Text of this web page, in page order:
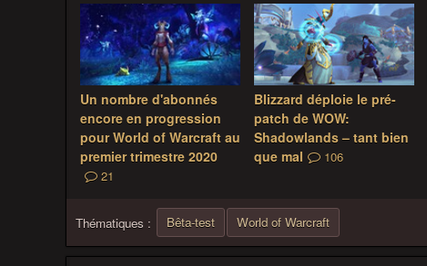
Un nombre d'abonnés
encore en progression
pour World of Warcraft au
premier trimestre 2020
21
Blizzard déploie le pré-
patch de WOW:
Shadowlands – tant bien
que mal
106
Thématiques : Bêta-test World of Warcraft